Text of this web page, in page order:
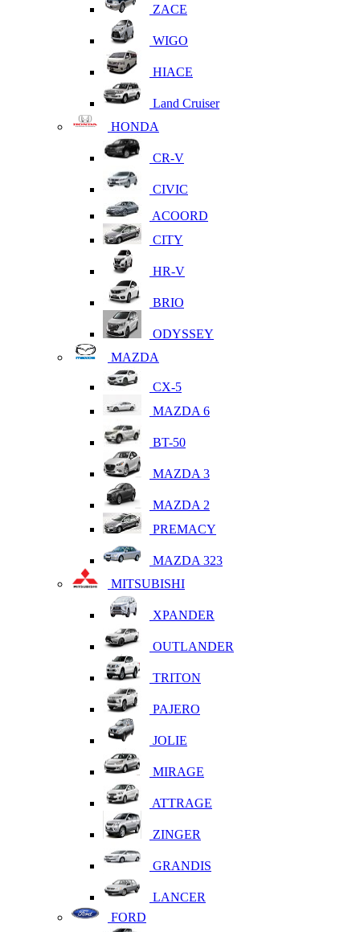
ZACE
WIGO
HIACE
Land Cruiser
HONDA
CR-V
CIVIC
ACOORD
CITY
HR-V
BRIO
ODYSSEY
MAZDA
CX-5
MAZDA 6
BT-50
MAZDA 3
MAZDA 2
PREMACY
MAZDA 323
MITSUBISHI
XPANDER
OUTLANDER
TRITON
PAJERO
JOLIE
MIRAGE
ATTRAGE
ZINGER
GRANDIS
LANCER
FORD